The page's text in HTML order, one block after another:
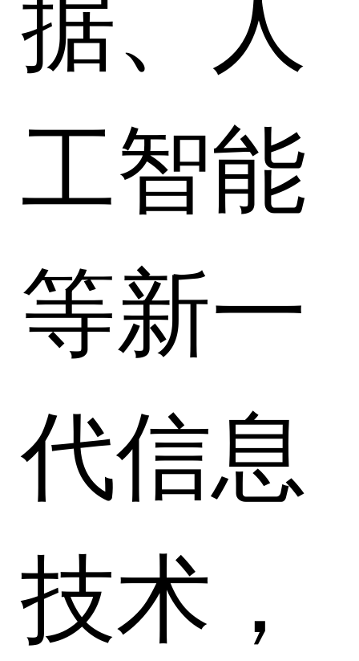
工智能
等新一
代信息
技术，